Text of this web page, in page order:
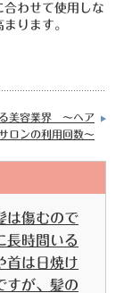
わせて使用しな
ります。
美容業界 ～ヘア
サロンの利用回数～
は傷むので
長時間いる
首は日焼け
すが、髪の